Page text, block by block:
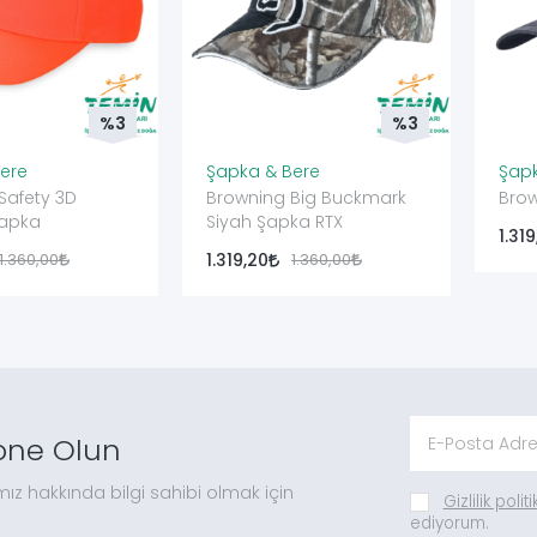
3D
1.360,00
%3
Şapka & Bere
Browning Big Buckmark
Siyah Şapka RTX
1.319,20 1.360,00
%3
Olun
hakkında bilgi sahibi olmak için
Gizlilik
ediyorum.